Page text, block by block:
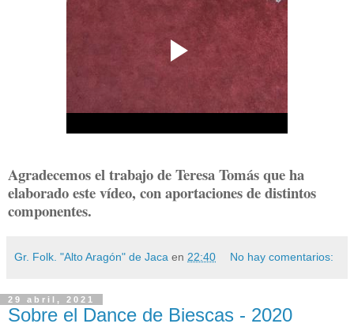
Agradecemos el trabajo de Teresa Tomás que ha
elaborado este vídeo, con aportaciones de distintos
componentes.
Gr. Folk. "Alto Aragón" de Jaca en 22:40 No hay comentarios:
29 abril, 2021
Sobre el Dance de Biescas - 2020